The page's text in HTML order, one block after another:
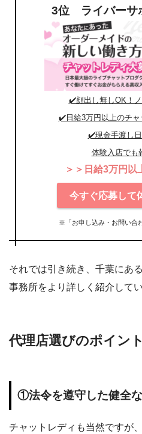
3位 ライバーサ
✔️顔出し無しOK！ノ
✔️日給3万円以上のチャ
✔️現金手渡し日
体験入店で
＞＞日給3万円以
今すぐ応募して
※「お申し込み・お問い合
それでは引き続き、千葉にあ
事務所をより詳しく紹介して
代理店選びのポイント
①法令を遵守した健全
チャットレディも当然ですが